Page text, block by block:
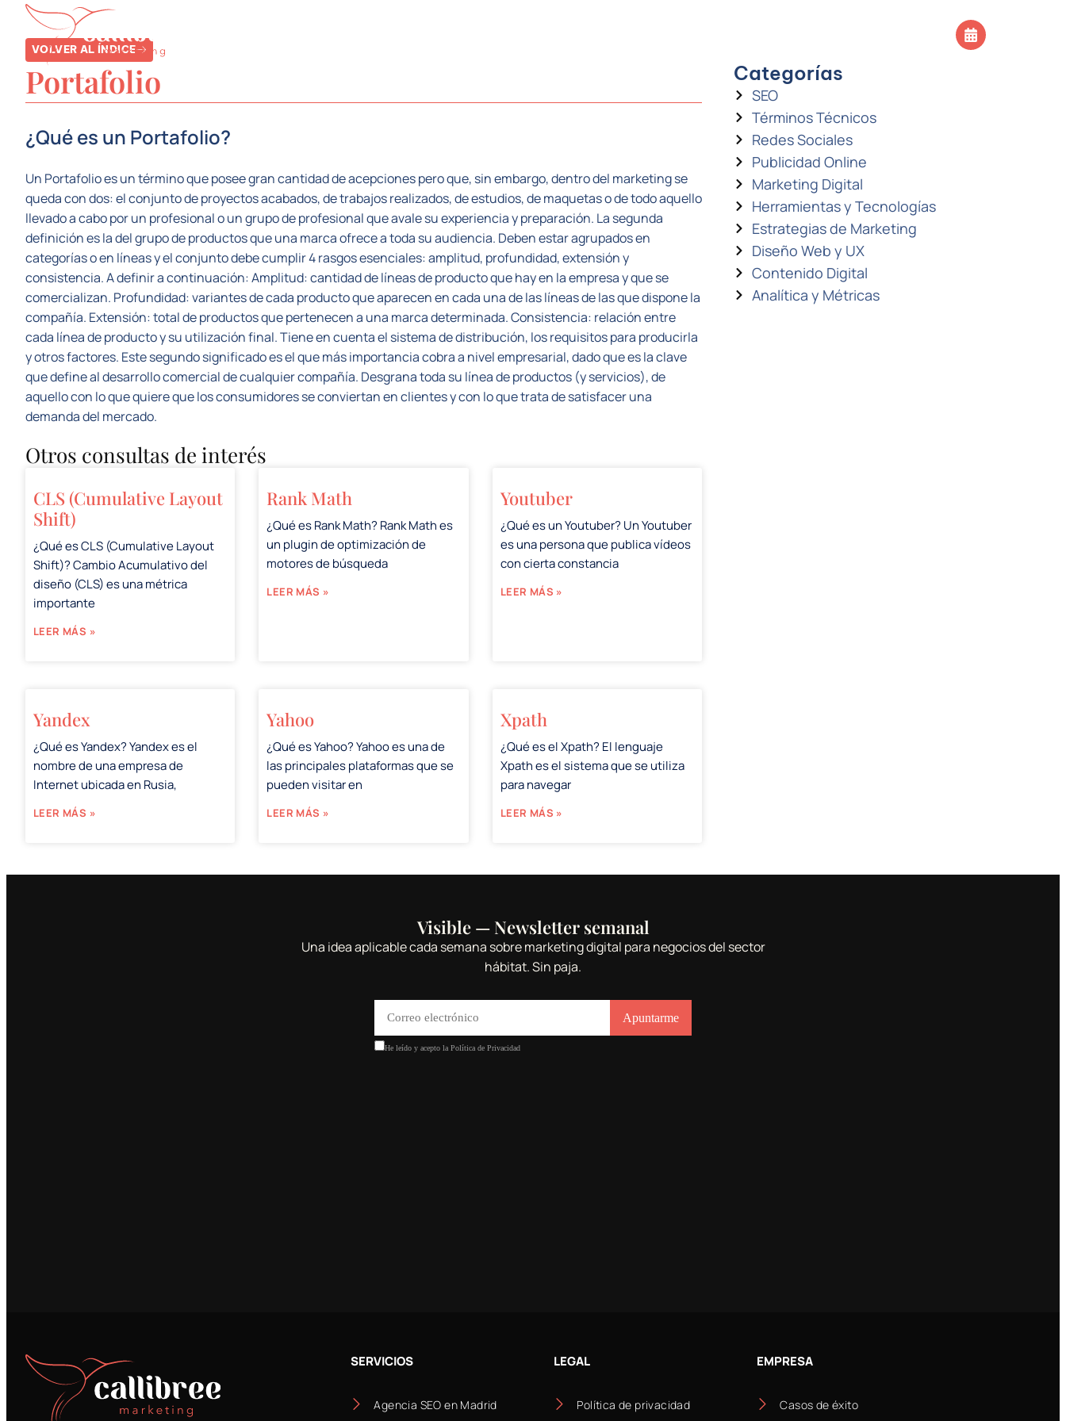
VOLVER AL ÍNDICE
Portafolio
¿Qué es un Portafolio?
Un Portafolio es un término que posee gran cantidad de acepciones pero que, sin embargo, dentro del marketing se
queda con dos: el conjunto de proyectos acabados, de trabajos realizados, de estudios, de maquetas o de todo aquello
llevado a cabo por un profesional o un grupo de profesional que avale su experiencia y preparación. La segunda
definición es la del grupo de productos que una marca ofrece a toda su audiencia. Deben estar agrupados en
categorías o en líneas y el conjunto debe cumplir 4 rasgos esenciales: amplitud, profundidad, extensión y
consistencia. A definir a continuación: Amplitud: cantidad de líneas de producto que hay en la empresa y que se
comercializan. Profundidad: variantes de cada producto que aparecen en cada una de las líneas de las que dispone la
compañía. Extensión: total de productos que pertenecen a una marca determinada. Consistencia: relación entre
cada línea de producto y su utilización final. Tiene en cuenta el sistema de distribución, los requisitos para producirla
y otros factores. Este segundo significado es el que más importancia cobra a nivel empresarial, dado que es la clave
que define al desarrollo comercial de cualquier compañía. Desgrana toda su línea de productos (y servicios), de
aquello con lo que quiere que los consumidores se conviertan en clientes y con lo que trata de satisfacer una
demanda del mercado.
Otros consultas de interés
CLS (Cumulative Layout
Shift)
¿Qué es CLS (Cumulative Layout
Shift)? Cambio Acumulativo del
diseño (CLS) es una métrica
importante
LEER MÁS »
Rank Math
¿Qué es Rank Math? Rank Math es
un plugin de optimización de
motores de búsqueda
LEER MÁS »
Youtuber
¿Qué es un Youtuber? Un Youtuber
es una persona que publica vídeos
con cierta constancia
LEER MÁS »
Yandex
¿Qué es Yandex? Yandex es el
nombre de una empresa de
Internet ubicada en Rusia,
LEER MÁS »
Yahoo
¿Qué es Yahoo? Yahoo es una de
las principales plataformas que se
pueden visitar en
LEER MÁS »
Xpath
¿Qué es el Xpath? El lenguaje
Xpath es el sistema que se utiliza
para navegar
LEER MÁS »
Categorías
SEO
Términos Técnicos
Redes Sociales
Publicidad Online
Marketing Digital
Herramientas y Tecnologías
Estrategias de Marketing
Diseño Web y UX
Contenido Digital
Analítica y Métricas
Visible — Newsletter semanal
Una idea aplicable cada semana sobre marketing digital para negocios del sector
hábitat. Sin paja.
SERVICIOS
Agencia SEO en Madrid
LEGAL
Política de privacidad
EMPRESA
Casos de éxito